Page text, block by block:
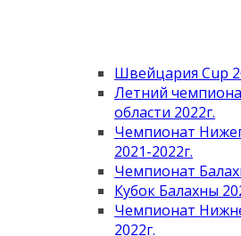
Швейцария Cup
Летний
области 2022г.
Чемпионат
2021-2022г.
Чемпионат
Кубок Балахны
Чемпионат
2022г.